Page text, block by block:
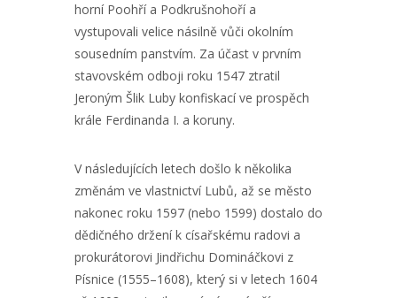
horní Poohří a Podkrušnohoří a
vystupovali velice násilně vůči okolním
sousedním panstvím. Za účast v prvním
stavovském odboji roku 1547 ztratil
Jeroným Šlik Luby konfiskací ve prospěch
krále Ferdinanda I. a koruny.
V následujících letech došlo k několika
změnám ve vlastnictví Lubů, až se město
nakonec roku 1597 (nebo 1599) dostalo do
dědičného držení k císařskému radovi a
prokurátorovi Jindřichu Domináčkovi z
Písnice (1555–1608), který si v letech 1604